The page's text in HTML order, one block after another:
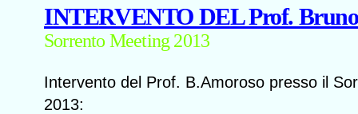
INTERVENTO DEL Prof.
Sorrento Meeting 2013
Intervento del Prof. B.Amoroso presso il
2013: